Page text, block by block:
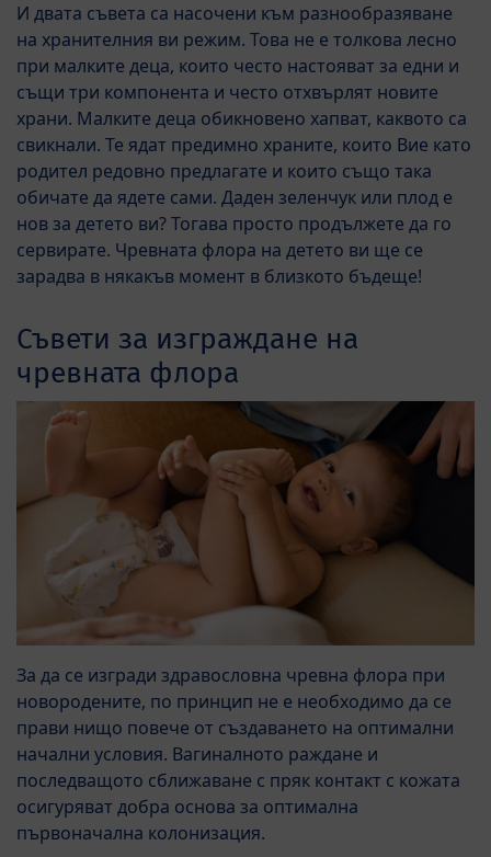
И двата съвета са насочени към разнообразяване
на хранителния ви режим. Това не е толкова лесно
при малките деца, които често настояват за едни и
същи три компонента и често отхвърлят новите
храни. Малките деца обикновено хапват, каквото са
свикнали. Те ядат предимно храните, които Вие като
родител редовно предлагате и които също така
обичате да ядете сами. Даден зеленчук или плод е
нов за детето ви? Тогава просто продължете да го
сервирате. Чревната флора на детето ви ще се
зарадва в някакъв момент в близкото бъдеще!
Съвети за изграждане на
чревната флора
За да се изгради здравословна чревна флора при
новородените, по принцип не е необходимо да се
прави нищо повече от създаването на оптимални
начални условия. Вагиналното раждане и
последващото сближаване с пряк контакт с кожата
осигуряват добра основа за оптимална
първоначална колонизация.